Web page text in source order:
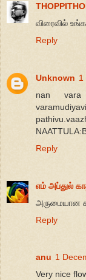
விரைவில்
Reply
Unknown 1
nan vara
Reply
எம் அப்துல்
அருமையான
Reply
anu 1
Very nice